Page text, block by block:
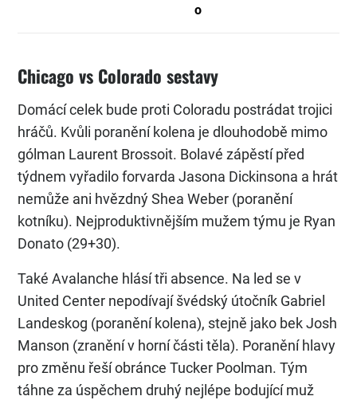
o
Chicago vs Colorado sestavy
Domácí celek bude proti Coloradu postrádat trojici
hráčů. Kvůli poranění kolena je dlouhodobě mimo
gólman Laurent Brossoit. Bolavé zápěstí před
týdnem vyřadilo forvarda Jasona Dickinsona a hrát
nemůže ani hvězdný Shea Weber (poranění
kotníku). Nejproduktivnějším mužem týmu je Ryan
Donato (29+30).
Také Avalanche hlásí tři absence. Na led se v
United Center nepodívají švédský útočník Gabriel
Landeskog (poranění kolena), stejně jako bek Josh
Manson (zranění v horní části těla). Poranění hlavy
pro změnu řeší obránce Tucker Poolman. Tým
táhne za úspěchem druhý nejlépe bodující muž